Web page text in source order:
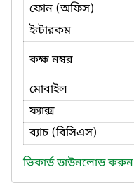
ফোন (অফিস)
ইন্টারকম
কক্ষ নম্বর
মোবাইল
ফ্যাক্স
ব্যাচ (বিসিএস)
ভিকার্ড ডাউনলোড করুন